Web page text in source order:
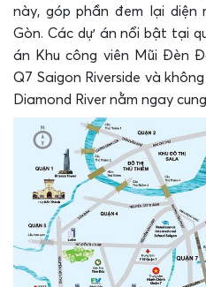
này, góp phần đem lại diện
Gòn. Các dự án nổi bật tại
án Khu công viên Mũi Đèn
Q7 Saigon Riverside và
Diamond River nằm ngay